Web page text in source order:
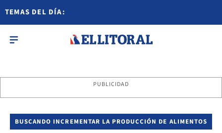
TEMAS DEL DÍA:
PUBLICIDAD
BUSCANDO INCREMENTAR LA PRODUCCIÓN DE ALIMENTOS